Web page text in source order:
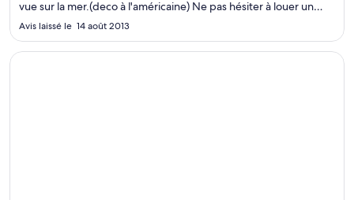
vue sur la mer.(deco à l'américaine) Ne pas hésiter à louer un
scooter par parcourir l'île et st Jones."
Avis laissé le 14 août 2013
S’ouvre dans une nouvelle fenêtre
Mangrove Beach Corendon Curacao All-Inclusive Resort,